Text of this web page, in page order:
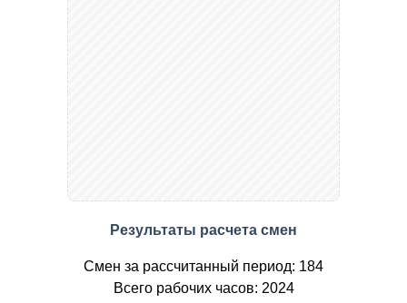
Результаты расчета смен
Смен за рассчитанный период: 184
Всего рабочих часов: 2024